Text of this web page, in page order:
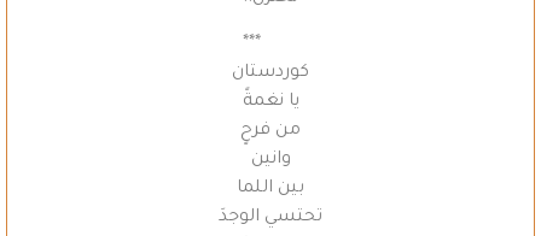
***
كوردستان
يا نغمةً
من فرحٍ
وانين
بين اللما
تحتسي الوجدَ